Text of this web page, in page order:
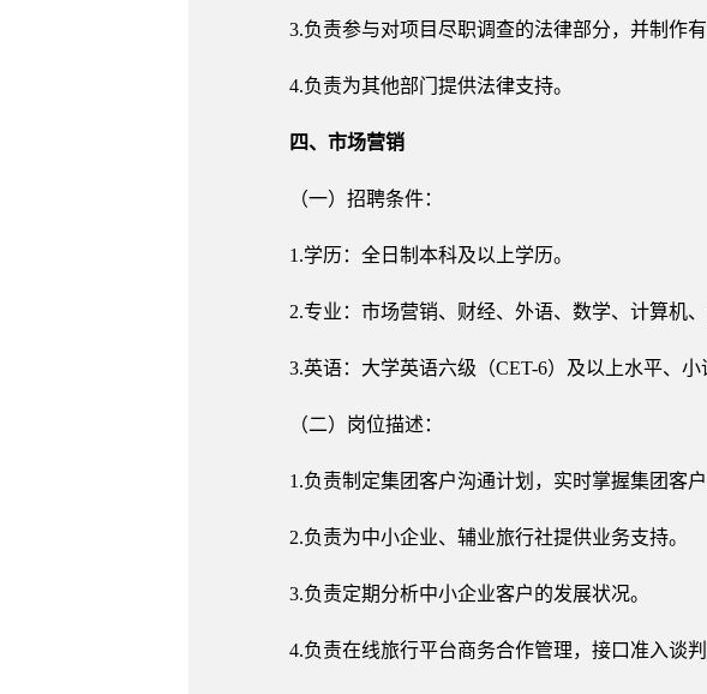
3.负责参与对项目尽职调查的法律部分，并制作有
4.负责为其他部门提供法律支持。
四、市场营销
（一）招聘条件：
1.学历：全日制本科及以上学历。
2.专业：市场营销、财经、外语、数学、计算机
3.英语：大学英语六级（CET-6）及以上水平、
（二）岗位描述：
1.负责制定集团客户沟通计划，实时掌握集团客
2.负责为中小企业、辅业旅行社提供业务支持。
3.负责定期分析中小企业客户的发展状况。
4.负责在线旅行平台商务合作管理，接口准入谈